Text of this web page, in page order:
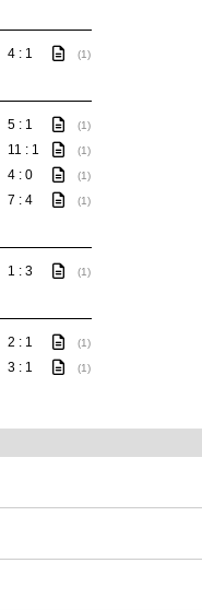
4 : 1 (1)
5 : 1 (1)
11 : 1 (1)
4 : 0 (1)
7 : 4 (1)
1 : 3 (1)
2 : 1 (1)
3 : 1 (1)